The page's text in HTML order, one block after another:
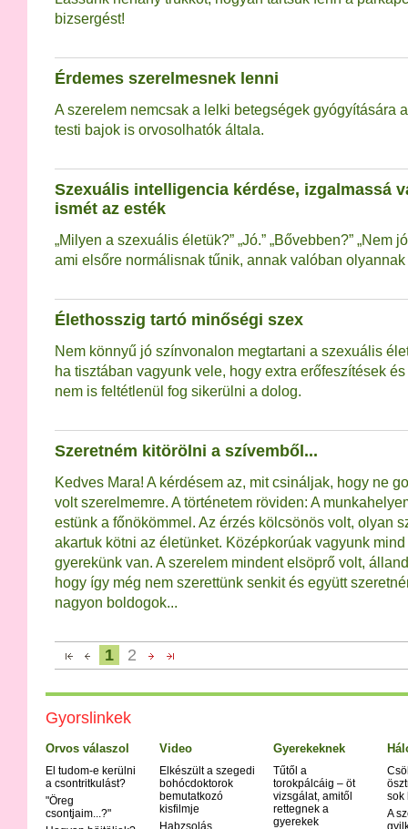
bizsergést!
Érdemes szerelmesnek lenni
A szerelem nemcsak a lelki betegségek gyógyítására
testi bajok is orvosolhatók általa.
Szexuális intelligencia kérdése, izgalmassá
ismét az esték
„Milyen a szexuális életük?” „Jó.” „Bővebben?” „Nem
ami elsőre normálisnak tűnik, annak valóban
Élethosszig tartó minőségi szex
Nem könnyű jó színvonalon megtartani a szexuális
ha tisztában vagyunk vele, hogy extra erőfeszítések
nem is feltétlenül fog sikerülni a dolog.
Szeretném kitörölni a szívemből...
Kedves Mara! A kérdésem az, mit csináljak, hogy ne
volt szerelmemre. A történetem röviden: A
estünk a főnökömmel. Az érzés kölcsönös volt, olyan
akartuk kötni az életünket. Középkorúak vagyunk
gyerekünk van. A szerelem mindent elsöprő volt,
hogy így még nem szerettünk senkit és együtt
nagyon boldogok...
1 2
Gyorslinkek
Orvos válaszol
El tudom-e kerülni
a csontritkulást?
"Öreg
csontjaim...?"
Video
Elkészült a szegedi
bohócdoktorok
bemutatkozó
kisfilmje
Habzsolás,
Gyerekeknek
Tűtől a
torokpálcáig – öt
vizsgálat, amitől
rettegnek a
gyerekek
sok
A